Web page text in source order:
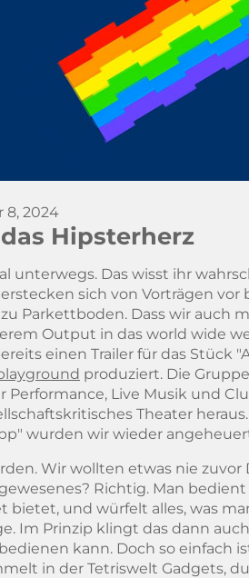
8, 2024
Hipsterherz
unterwegs. Das wisst ihr
sich von Vorträgen
Parkettboden. Dass wir auch
Output in das world wide
einen Trailer für das Stück
produziert. Die
Performance, Live Musik und
Theater
wurden wir wieder
Wir wollten etwas nie
Richtig. Man
bietet, und würfelt alles, was
Im Prinzip klingt das dann
kann. Doch so einfach
in der Tetriswelt Gadgets,